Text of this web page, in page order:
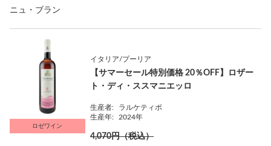
ニュ・ブラン
ロゼワイン
イタリア/プーリア
【サマーセール特別価格 20％OFF】ロザー
ト・ディ・ススマニエッロ
生産者:
ラルケティポ
生産年:
2024年
4,070円（税込）